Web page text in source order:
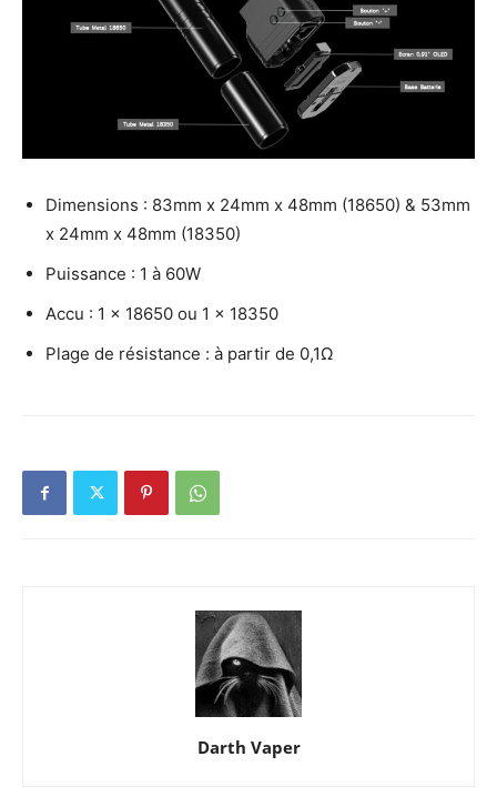
Dimensions : 83mm x 24mm x 48mm (18650) & 53mm
x 24mm x 48mm (18350)
Puissance : 1 à 60W
Accu : 1 x 18650 ou 1 x 18350
Plage de résistance : à partir de 0,1Ω
Darth Vaper